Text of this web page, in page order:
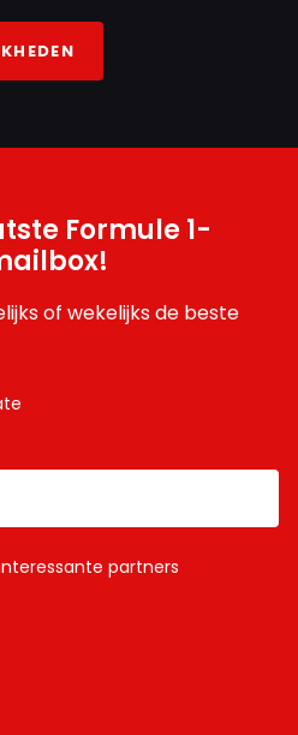
Formule 1-
of wekelijks de beste
partners